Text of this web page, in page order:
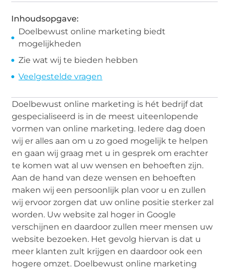
Inhoudsopgave:
Doelbewust online marketing biedt
mogelijkheden
Zie wat wij te bieden hebben
Veelgestelde vragen
Doelbewust online marketing is hét bedrijf dat
gespecialiseerd is in de meest uiteenlopende
vormen van online marketing. Iedere dag doen
wij er alles aan om u zo goed mogelijk te helpen
en gaan wij graag met u in gesprek om erachter
te komen wat al uw wensen en behoeften zijn.
Aan de hand van deze wensen en behoeften
maken wij een persoonlijk plan voor u en zullen
wij ervoor zorgen dat uw online positie sterker zal
worden. Uw website zal hoger in Google
verschijnen en daardoor zullen meer mensen uw
website bezoeken. Het gevolg hiervan is dat u
meer klanten zult krijgen en daardoor ook een
hogere omzet. Doelbewust online marketing